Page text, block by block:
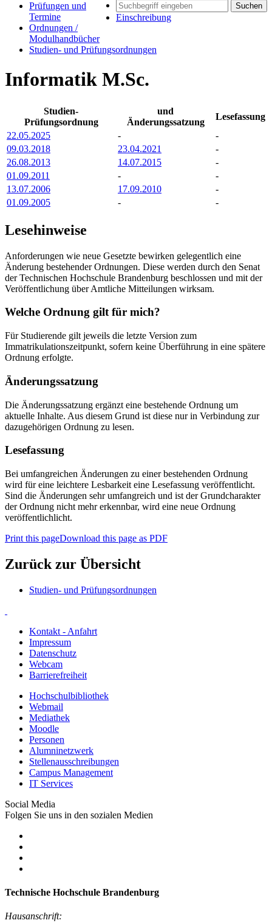
Suchen
Einschreibung
Prüfungen und
Termine
Ordnungen /
Modulhandbücher
Studien- und Prüfungsordnungen
Informatik M.Sc.
Studien-
Prüfungsordnung
und
Änderungssatzung
Lesefassung
22.05.2025
-
-
09.03.2018
23.04.2021
-
26.08.2013
14.07.2015
-
01.09.2011
-
-
13.07.2006
17.09.2010
-
01.09.2005
- -
Lesehinweise
Anforderungen wie neue Gesetzte bewirken gelegentlich eine
Änderung bestehender Ordnungen. Diese werden durch den Senat
der Technischen Hochschule Brandenburg beschlossen und mit der
Veröffentlichung über Amtliche Mitteilungen wirksam.
Welche Ordnung gilt für mich?
Für Studierende gilt jeweils die letzte Version zum
Immatrikulationszeitpunkt, sofern keine Überführung in eine spätere
Ordnung erfolgte.
Änderungssatzung
Die Änderungssatzung ergänzt eine bestehende Ordnung um
aktuelle Inhalte. Aus diesem Grund ist diese nur in Verbindung zur
dazugehörigen Ordnung zu lesen.
Lesefassung
Bei umfangreichen Änderungen zu einer bestehenden Ordnung
wird für eine leichtere Lesbarkeit eine Lesefassung veröffentlicht.
Sind die Änderungen sehr umfangreich und ist der Grundcharakter
der Ordnung nicht mehr erkennbar, wird eine neue Ordnung
veröffentlichlicht.
Print this pageDownload this page as PDF
Zurück zur Übersicht
Studien- und Prüfungsordnungen
Kontakt - Anfahrt
Impressum
Datenschutz
Webcam
Barrierefreiheit
Hochschulbibliothek
Webmail
Mediathek
Moodle
Personen
Alumninetzwerk
Stellenausschreibungen
Campus Management
IT Services
Social Media
Folgen Sie uns in den sozialen Medien
Technische Hochschule Brandenburg
Hausanschrift: